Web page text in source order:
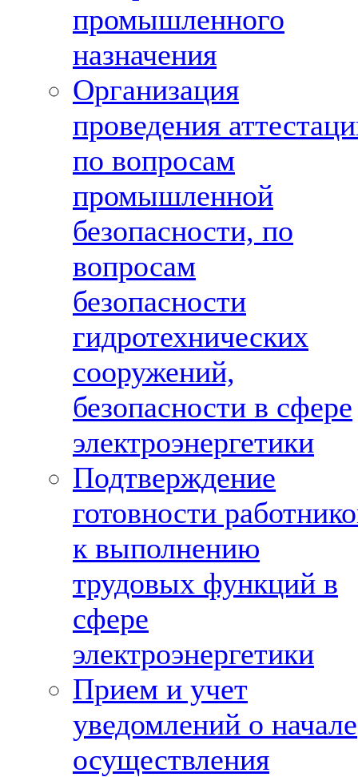
промышленного
назначения
Организация
проведения
по вопросам
промышленной
безопасности, по
вопросам
безопасности
гидротехнических
сооружений,
безопасности в сфере
электроэнергетики
Подтверждение
готовности
к выполнению
трудовых функций в
сфере
электроэнергетики
Прием и учет
уведомлений о начале
осуществления